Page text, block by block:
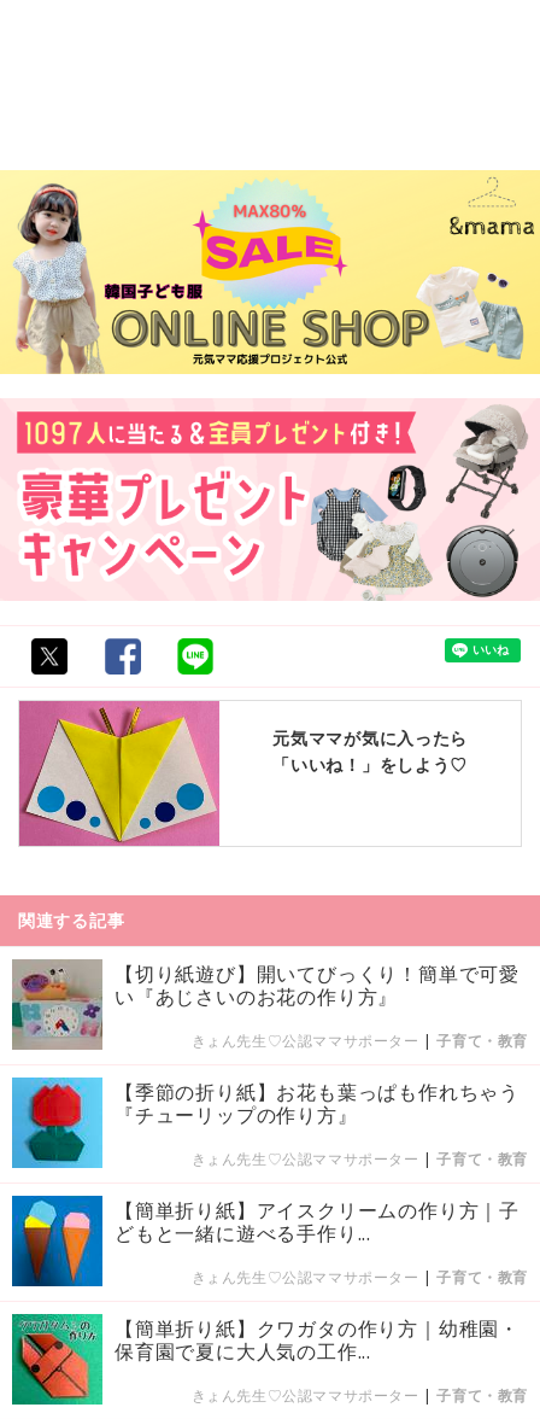
元気ママが気に入ったら
「いいね！」をしよう♡
関連する記事
【切り紙遊び】開いてびっくり！簡単で可愛
い『あじさいのお花の作り方』
きょん先生♡公認ママサポーター |子育て・教育
【季節の折り紙】お花も葉っぱも作れちゃう
『チューリップの作り方』
きょん先生♡公認ママサポーター |子育て・教育
【簡単折り紙】アイスクリームの作り方｜子
どもと一緒に遊べる手作り...
きょん先生♡公認ママサポーター |子育て・教育
【簡単折り紙】クワガタの作り方｜幼稚園・
保育園で夏に大人気の工作...
きょん先生♡公認ママサポーター |子育て・教育